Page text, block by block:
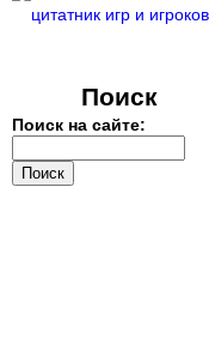
Поиск
Поиск на сайте: